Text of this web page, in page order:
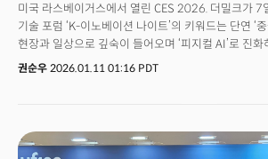
이들은 데이터, 소프트웨어, 하드웨어, 현장 운영, 인
시스템으로 결합되는 구조를 이야기했다. 산업별 전
밑바탕에는 동일한 아키텍처가 깔려 있었다. 이것이
Great AI Convergence, 융합)의 실체다.더밀크는
이정표다.
미국 라스베이거스에서 열린 CES 2026. 더밀크가 7
기술 포럼 ‘K-이노베이션 나이트’의 키워드는 단연 ‘
현장과 일상으로 깊숙이 들어오며 ‘피지컬 AI’로 진화
지형이 얼마나 빠르게 중국 중심으로 재편되고 있는지
펼쳤다. 사회는 전진수 볼드스텝 대표(전 SK텔레콤
패널들은 CES 현장에서 본 ‘중국’을 한목소리로 “쇼
권순우 2026.01.11 01:16 PDT